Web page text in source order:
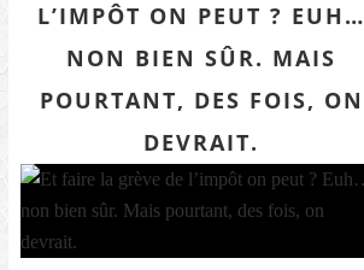
L’IMPÔT ON PEUT ? EUH…
NON BIEN SÛR. MAIS
POURTANT, DES FOIS, ON
DEVRAIT.